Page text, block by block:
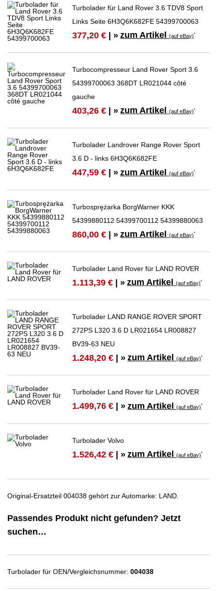
Turbolader für Land Rover 3.6 TDV8 Sport
Links Seite 6H3Q6K682FE 54399700063
377,20 € | » zum Artikel(auf eBay)*
Turbocompresseur Land Rover Sport 3.6
54399700063 368DT LR021044 côté
gauche
403,26 € | » zum Artikel(auf eBay)*
Turbolader Landrover Range Rover Sport
3.6 D - links 6H3Q6K682FE
447,59 € | » zum Artikel(auf eBay)*
Turbosprężarka BorgWarner KKK
54399880112 54399700112 54399880063
860,00 € | » zum Artikel(auf eBay)*
Turbolader Land Rover für LAND ROVER
1.113,39 € | » zum Artikel(auf eBay)*
Turbolader LAND RANGE ROVER SPORT
272PS L320 3.6 D LR021654 LR008827
BV39-63 NEU
1.248,20 € | » zum Artikel(auf eBay)*
Turbolader Land Rover für LAND ROVER
1.499,76 € | » zum Artikel(auf eBay)*
Turbolader Volvo
1.526,42 € | » zum Artikel(auf eBay)*
Original-Ersatzteil 004038 gehört zur Automarke: LAND.
Passendes Produkt nicht gefunden? Jetzt
suchen…
Turbolader für OEN/Vergleichsnummer: 004038